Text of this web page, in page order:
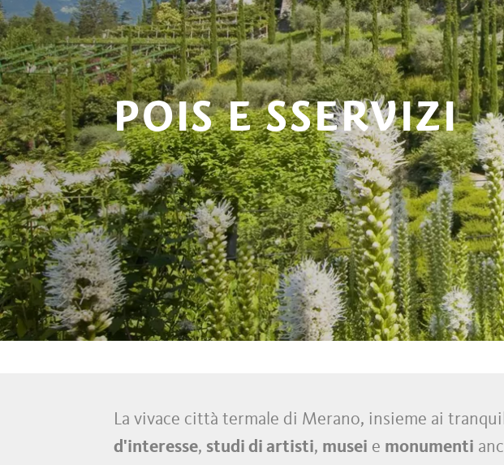
POIS E SSERVIZI
La vivace città termale di Merano, insieme ai
d'interesse, studi di artisti, musei e monumenti